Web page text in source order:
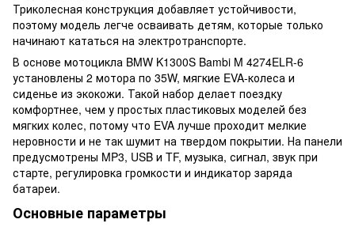
Триколесная конструкция добавляет устойчивости,
поэтому модель легче осваивать детям, которые только
начинают кататься на электротранспорте.
В основе мотоцикла BMW K1300S Bambi M 4274ELR-6
установлены 2 мотора по 35W, мягкие EVA-колеса и
сиденье из экокожи. Такой набор делает поездку
комфортнее, чем у простых пластиковых моделей без
мягких колес, потому что EVA лучше проходит мелкие
неровности и не так шумит на твердом покрытии. На панели
предусмотрены MP3, USB и TF, музыка, сигнал, звук при
старте, регулировка громкости и индикатор заряда
батареи.
Основные параметры